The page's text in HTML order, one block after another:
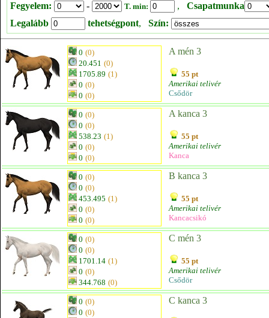
Fegyelem:
- T. min: , Csapatmunka
Legalább
tehetségpont, Szín:
0 (0)
20.451 (0)
1705.89 (1)
0 (0)
0 (0)
A mén 3
55 pt
Amerikai telivér
Csődör
0 (0)
0 (0)
538.23 (1)
0 (0)
0 (0)
A kanca 3
55 pt
Amerikai telivér
Kanca
0 (0)
0 (0)
453.495 (1)
0 (0)
0 (0)
B kanca 3
55 pt
Amerikai telivér
Kancacsikó
0 (0)
0 (0)
1701.14 (1)
0 (0)
344.768 (0)
C mén 3
55 pt
Amerikai telivér
Csődör
0 (0)
0 (0)
C kanca 3